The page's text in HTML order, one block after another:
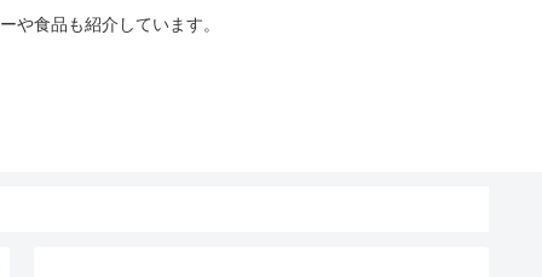
や食品も紹介しています。